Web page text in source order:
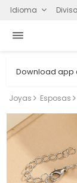
Idioma Divisa
Download app
Joyas Esposas